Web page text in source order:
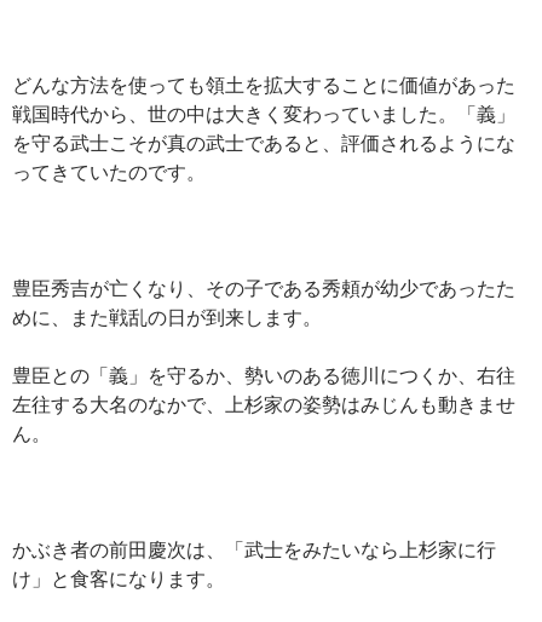
どんな方法を使っても領土を拡大することに価値があった
戦国時代から、世の中は大きく変わっていました。「義」
を守る武士こそが真の武士であると、評価されるようにな
ってきていたのです。
豊臣秀吉が亡くなり、その子である秀頼が幼少であったた
めに、また戦乱の日が到来します。
豊臣との「義」を守るか、勢いのある徳川につくか、右往
左往する大名のなかで、上杉家の姿勢はみじんも動きませ
ん。
かぶき者の前田慶次は、「武士をみたいなら上杉家に行
け」と食客になります。